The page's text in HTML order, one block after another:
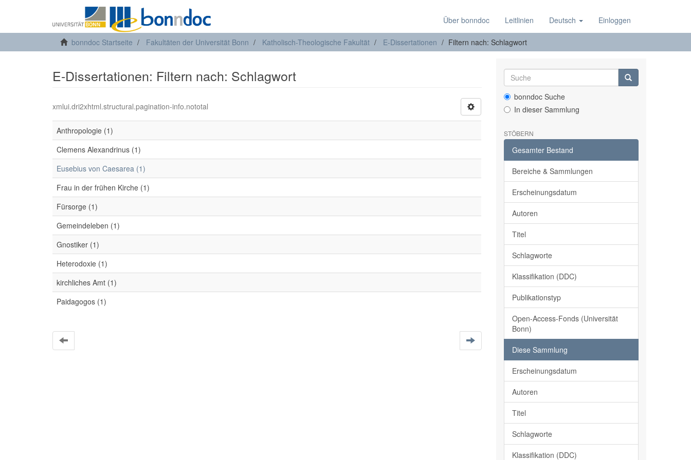
Über bonndoc Leitlinien Deutsch Einloggen
bonndoc Startseite Fakultäten der Universität Bonn Katholisch-Theologische Fakultät E-Dissertationen Filtern nach: Schlagwort
E-Dissertationen: Filtern nach: Schlagwort
xmlui.dri2xhtml.structural.pagination-info.nototal
Anthropologie (1)
Clemens Alexandrinus (1)
Eusebius von Caesarea (1)
Frau in der frühen Kirche (1)
Fürsorge (1)
Gemeindeleben (1)
Gnostiker (1)
Heterodoxie (1)
kirchliches Amt (1)
Paidagogos (1)
bonndoc Suche
In dieser Sammlung
STÖBERN
Gesamter Bestand
Bereiche & Sammlungen
Erscheinungsdatum
Autoren
Titel
Schlagworte
Klassifikation (DDC)
Publikationstyp
Open-Access-Fonds (Universität
Bonn)
Diese Sammlung
Erscheinungsdatum
Autoren
Titel
Schlagworte
Klassifikation (DDC)